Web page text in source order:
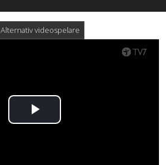
Alternativ videospelare
Spela